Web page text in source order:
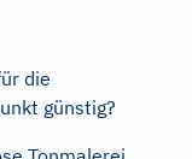
die
günstig?